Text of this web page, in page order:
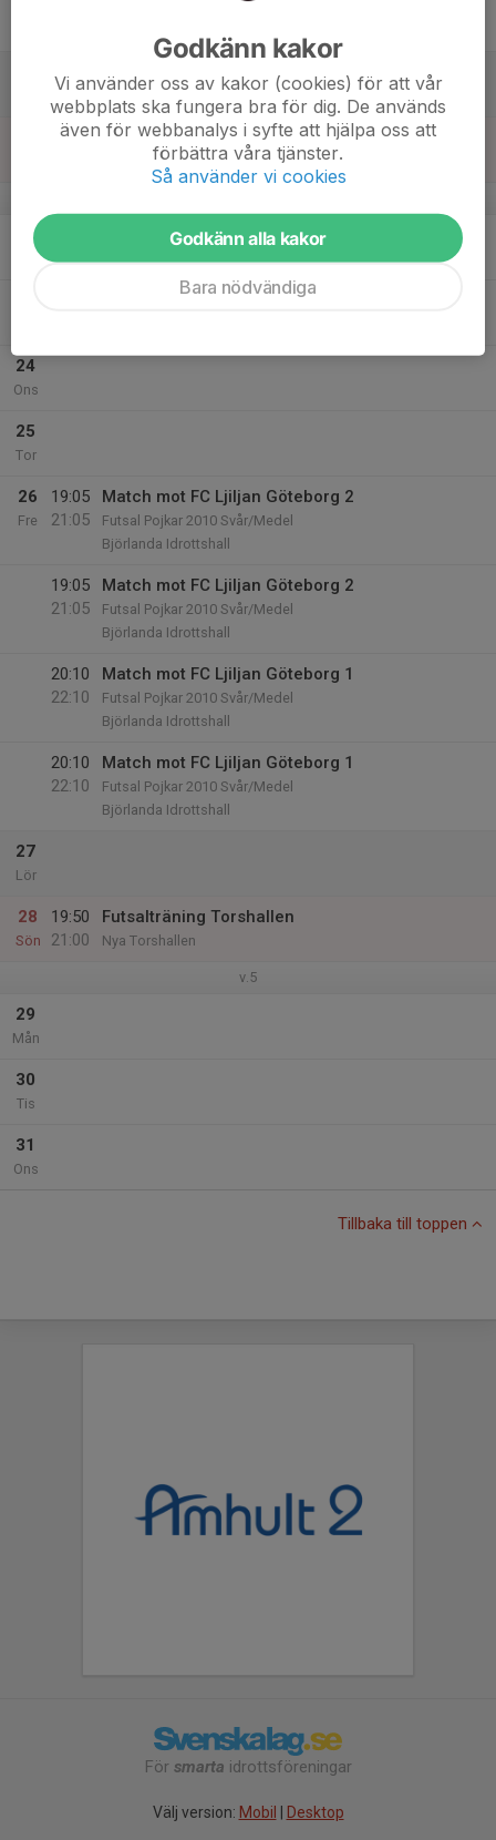
19:50
Futsalträning Torshallen
Nya Torshallen
22
Mån
24
Ons
25
Tor
26
Fre
19:05
21:05
Match mot FC Ljiljan Göteborg 2
Futsal Pojkar 2010 Svår/Medel
Björlanda Idrottshall
19:05
21:05
Match mot FC Ljiljan Göteborg 2
Futsal Pojkar 2010 Svår/Medel
Björlanda Idrottshall
20:10
22:10
Match mot FC Ljiljan Göteborg 1
Futsal Pojkar 2010 Svår/Medel
Björlanda Idrottshall
20:10
22:10
Match mot FC Ljiljan Göteborg 1
Futsal Pojkar 2010 Svår/Medel
Björlanda Idrottshall
27
Lör
28
Sön
19:50
21:00
Futsalträning Torshallen
Nya Torshallen
v.5
29
Mån
30
Tis
31
Ons
Tillbaka till toppen
För smarta idrottsföreningar
Välj version: Mobil Desktop
Godkänn kakor
Vi använder oss av kakor (cookies) för att vår
webbplats ska fungera bra för dig. De används
även för webbanalys i syfte att hjälpa oss att
förbättra våra tjänster.
Så använder vi cookies
Godkänn alla kakor
Bara nödvändiga